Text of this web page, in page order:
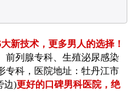
新技术，更多男人的选择！
前列腺专科、生殖泌尿感染
专科，医院地址：牡丹江市
边)更好的口碑男科医院，绝